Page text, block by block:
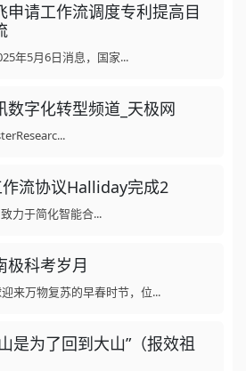
申请工作流调度专利提高目
年5月6日消息，国家...
数字化转型频道_天极网
流协议Halliday完成2
力于简化智能合...
极科考岁月
万物复苏的早春时节，位...
是为了回到大山”（报效祖